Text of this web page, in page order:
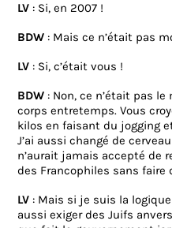
LV : Si, en 2007 !
BDW : Mais ce n’était pas
LV : Si, c’était vous !
BDW : Non, ce n’était pas le
corps entretemps. Vous
kilos en faisant du jogging
J’ai aussi changé de
n’aurait jamais accepté de
des Francophiles sans faire
LV : Mais si je suis la
aussi exiger des Juifs